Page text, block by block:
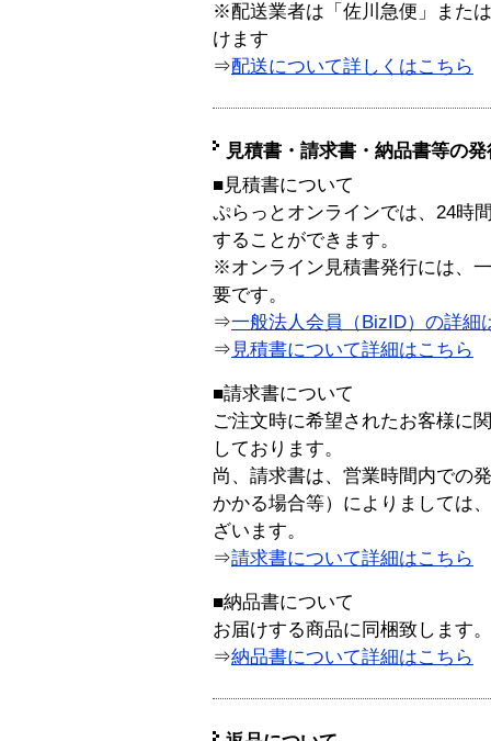
※配送業者は「佐川急便」また
けます
⇒配送について詳しくはこちら
見積書・請求書・納品書等の
■見積書について
ぷらっとオンラインでは、24時
することができます。
※オンライン見積書発行には、
要です。
⇒一般法人会員（BizID）の詳細
⇒ 見積書について詳細はこちら
■請求書について
ご注文時に希望されたお客様に
しております。
尚、請求書は、営業時間内での
かかる場合等）によりましては
ざいます。
⇒請求書について詳細はこちら
■納品書について
お届けする商品に同梱致します。
⇒納品書について詳細はこちら